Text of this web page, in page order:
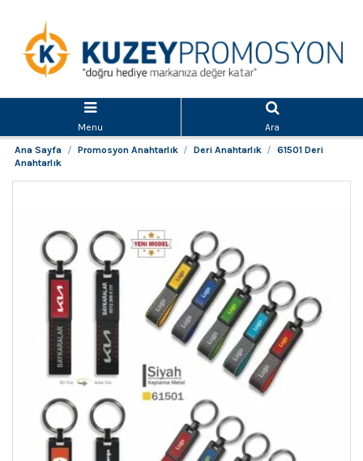
Menu
Ara
Ana Sayfa
Promosyon Anahtarlık Deri Anahtarlık
61501 Deri
Anahtarlık